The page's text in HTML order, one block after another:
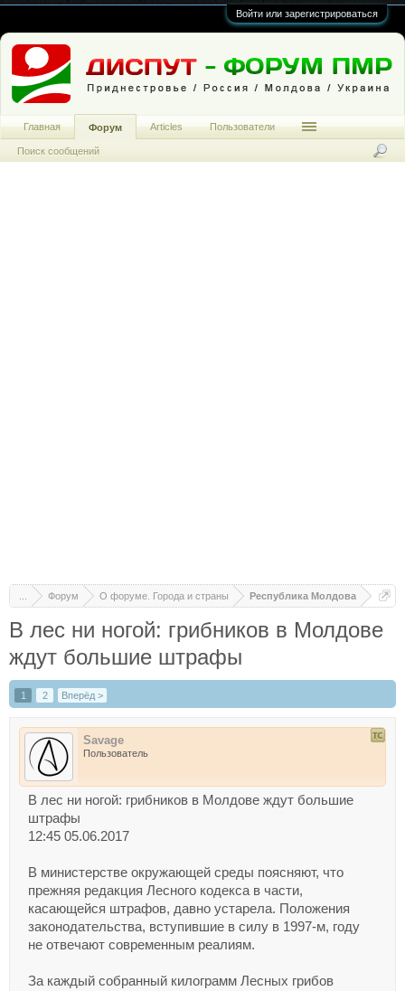
Войти или зарегистрироваться
Форум О форуме. Города и страны Республика Молдова
В лес ни ногой: грибников в Молдове
ждут большие штрафы
1 2 Вперёд >
Savage
Пользователь
В лес ни ногой: грибников в Молдове ждут большие
штрафы
12:45 05.06.2017
В министерстве окружающей среды поясняют, что
прежняя редакция Лесного кодекса в части,
касающейся штрафов, давно устарела. Положения
законодательства, вступившие в силу в 1997-м, году
не отвечают современным реалиям.
За каждый собранный килограмм Лесных грибов
Главная Форум
Поиск сообщений
Articles Пользователи